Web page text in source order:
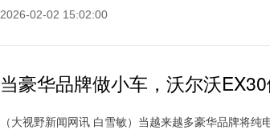
2026-02-02 15:02:00
当豪华品牌做小车，沃尔沃
（大视野新闻网讯 白雪敏）当越来越多豪华品牌将